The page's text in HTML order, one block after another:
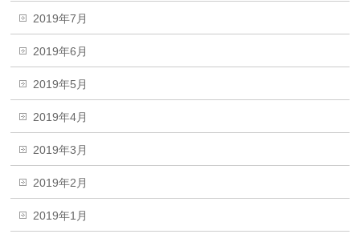
2019年7月
2019年6月
2019年5月
2019年4月
2019年3月
2019年2月
2019年1月